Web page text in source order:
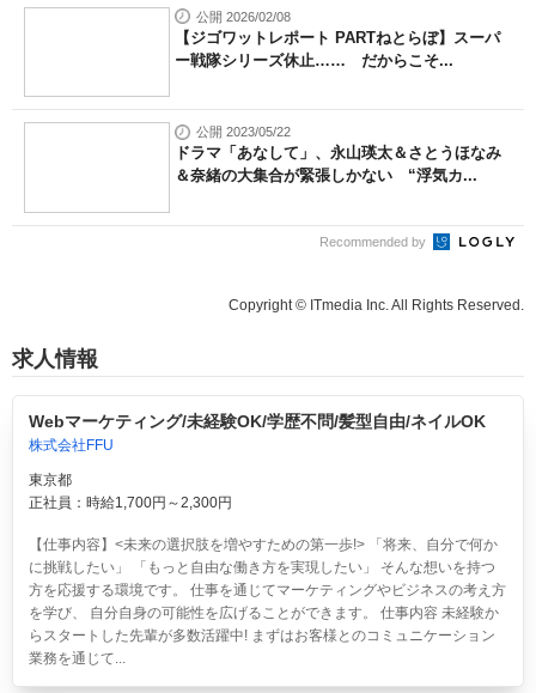
公開 2026/02/08
【ジゴワットレポート PARTねとらぼ】スーパ
ー戦隊シリーズ休止…… だからこそ...
公開 2023/05/22
ドラマ「あなして」、永山瑛太＆さとうほなみ
＆奈緒の大集合が緊張しかない “浮気カ...
Recommended by
Copyright © ITmedia Inc. All Rights Reserved.
求人情報
Webマーケティング/未経験OK/学歴不問/髪型自由/ネイルOK
株式会社FFU
東京都
正社員：時給1,700円～2,300円
【仕事内容】<未来の選択肢を増やすための第一歩!> 「将来、自分で何か
に挑戦したい」 「もっと自由な働き方を実現したい」 そんな想いを持つ
方を応援する環境です。 仕事を通じてマーケティングやビジネスの考え方
を学び、 自分自身の可能性を広げることができます。 仕事内容 未経験か
らスタートした先輩が多数活躍中! まずはお客様とのコミュニケーション
業務を通じて...